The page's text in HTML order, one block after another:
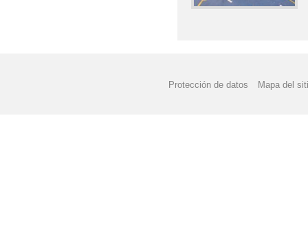
Protección de datos Mapa del